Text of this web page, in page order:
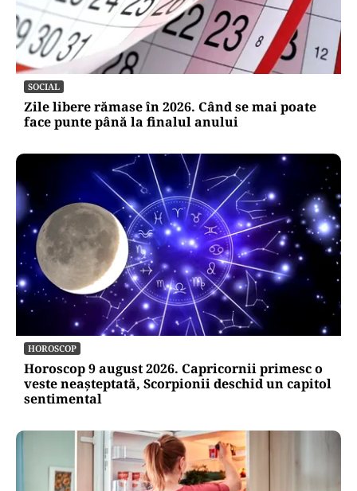
SOCIAL
Zile libere rămase în 2026. Când se mai poate
face punte până la finalul anului
HOROSCOP
Horoscop 9 august 2026. Capricornii primesc o
veste neașteptată, Scorpionii deschid un capitol
sentimental